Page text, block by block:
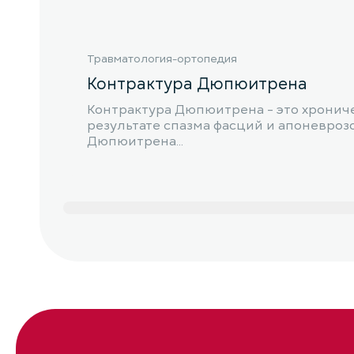
Травматология-ортопедия
Контрактура Дюпюитрена
Контрактура Дюпюитрена - это
результате спазма фасций и
Дюпюитрена...